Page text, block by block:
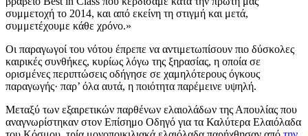
συμμετοχή το 2014, και από εκείνη τη στιγμή και μετά,
συμμετέχουμε κάθε χρόνο.»
Οι παραγωγοί του νότου έπρεπε να αντιμετωπίσουν πιο δύσκολες
καιρικές συνθήκες, κυρίως λόγω της ξηρασίας, η οποία σε
ορισμένες περιπτώσεις οδήγησε σε χαμηλότερους όγκους
παραγωγής· παρ’ όλα αυτά, η ποιότητα παρέμεινε υψηλή.
Μεταξύ των εξαιρετικών παρθένων ελαιολάδων της Απουλίας που
αναγνωρίστηκαν στον Επίσημο Οδηγό για τα Καλύτερα Ελαιόλαδα